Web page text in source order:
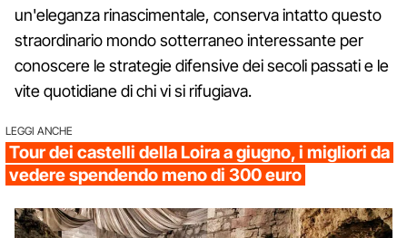
un'eleganza rinascimentale, conserva intatto questo
straordinario mondo sotterraneo interessante per
conoscere le strategie difensive dei secoli passati e le
vite quotidiane di chi vi si rifugiava.
LEGGI ANCHE
Tour dei castelli della Loira a giugno, i migliori da
vedere spendendo meno di 300 euro